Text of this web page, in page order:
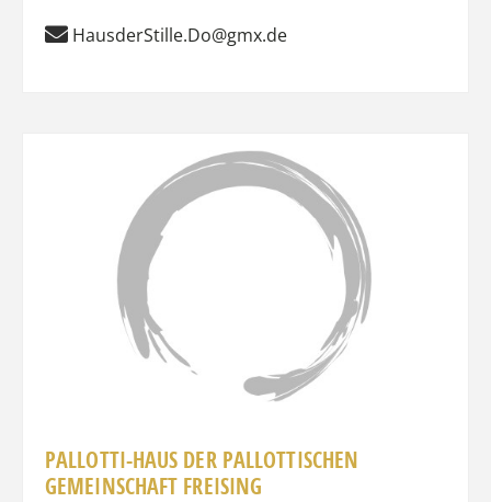
HausderStille.Do@gmx.de
PALLOTTI-HAUS DER PALLOTTISCHEN
GEMEINSCHAFT FREISING